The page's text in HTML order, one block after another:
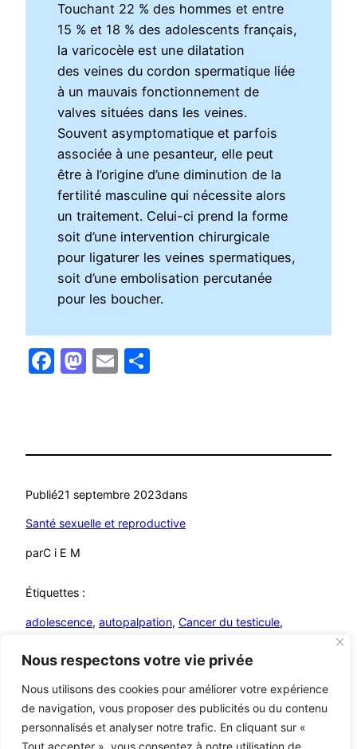
Nous respectons votre vie privée
Nous utilisons des cookies pour améliorer votre expérience
de navigation, vous proposer des publicités ou du contenu
personnalisés et analyser notre trafic. En cliquant sur «
Tout accepter », vous consentez à notre utilisation de
Touchant 22 % des hommes et entre
15 % et 18 % des adolescents français,
la varicocèle est une dilatation
des veines du cordon spermatique liée
à un mauvais fonctionnement de
valves situées dans les veines.
Souvent asymptomatique et parfois
associée à une pesanteur, elle peut
être à l’origine d’une diminution de la
fertilité masculine qui nécessite alors
un traitement. Celui-ci prend la forme
soit d’une intervention chirurgicale
pour ligaturer les veines spermatiques,
soit d’une embolisation percutanée
pour les boucher.
Facebook
Mastodon
Email
Publié21 septembre 2023dans
Santé sexuelle et reproductive
parC i E M
Étiquettes :
adolescence, autopalpation, Cancer du testicule
Mutualistes – MCA © C i E M